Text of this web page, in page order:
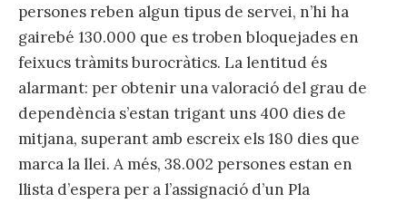
persones reben algun tipus de servei, n’hi ha
gairebé 130.000 que es troben bloquejades en
feixucs tràmits burocràtics. La lentitud és
alarmant: per obtenir una valoració del grau de
dependència s’estan trigant uns 400 dies de
mitjana, superant amb escreix els 180 dies que
marca la llei. A més, 38.002 persones estan en
llista d’espera per a l’assignació d’un Pla